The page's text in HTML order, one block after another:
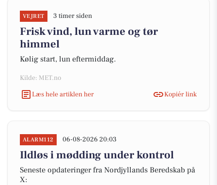
VEJRET 3 timer siden
Frisk vind, lun varme og tør
himmel
Kølig start, lun eftermiddag.
Kilde: MET.no
Læs hele artiklen her
Kopiér link
ALARM112 06-08-2026 20:03
Ildløs i mødding under kontrol
Seneste opdateringer fra Nordjyllands Beredskab på
X: